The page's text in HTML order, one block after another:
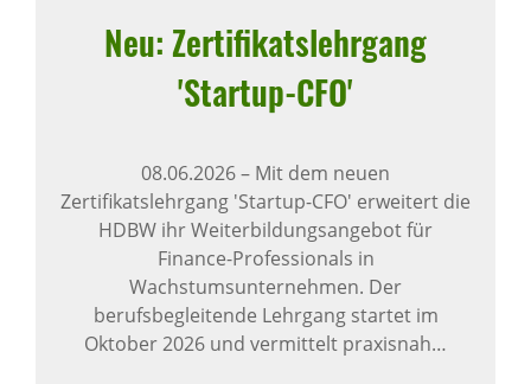
Neu: Zerti­fi­kats­lehr­gang
'Startup-CFO'
08.06.2026– Mit dem neuen
Zertifikatslehrgang 'Startup-CFO' erweitert die
HDBW ihr Weiterbildungsangebot für
Finance-Professionals in
Wachstumsunternehmen. Der
berufsbegleitende Lehrgang startet im
Oktober 2026 und vermittelt praxisnah…